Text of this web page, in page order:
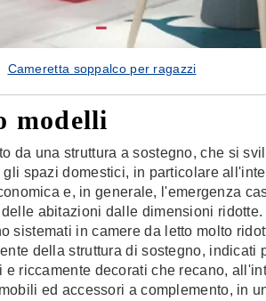
Cameretta soppalco per ragazzi
modelli
da una struttura a sostegno, che si
spazi domestici, in particolare
e, in generale, l'emergenza
abitazioni dalle dimensioni
sistemati in camere da letto molto
della struttura di sostegno, indicati
riccamente decorati che recano,
ed accessori a complemento, in